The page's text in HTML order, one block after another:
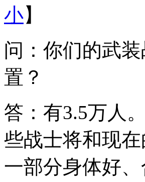
小】
问：你们的武
置？
答：有3.5万人
些战士将和现
一部分身体好